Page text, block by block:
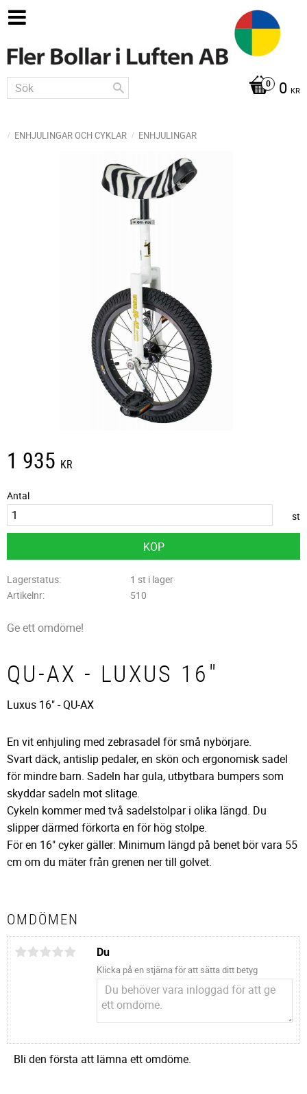
0 KR
ENHJULINGAR OCH CYKLAR ENHJULINGAR
1 935 KR
Antal
st
KÖP
Lagerstatus
1 st i lager
Artikelnr
510
Ge ett omdöme!
QU-AX - LUXUS 16"
Luxus 16" - QU-AX
En vit enhjuling med zebrasadel för små nybörjare.
Svart däck, antislip pedaler, en skön och ergonomisk sadel
för mindre barn. Sadeln har gula, utbytbara bumpers som
skyddar sadeln mot slitage.
Cykeln kommer med två sadelstolpar i olika längd. Du
slipper därmed förkorta en för hög stolpe.
För en 16" cyker gäller: Minimum längd på benet bör vara 55
cm om du mäter från grenen ner till golvet.
OMDÖMEN
Du
Klicka på en stjärna för att sätta ditt betyg
Bli den första att lämna ett omdöme.